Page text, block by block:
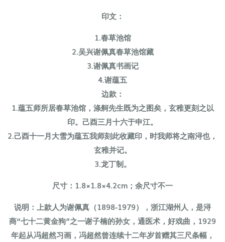
印文：
1.春草池馆
2.吴兴谢佩真春草池馆藏
3.谢佩真书画记
4.谢蕴五
边款：
1.蕴五师所居春草池馆，涤舸先生既为之图矣，玄稚更刻之以
印。己酉三月十六于申江。
2.己酉十一月大雪为蕴五我师刻此收藏印，时我师将之南浔也，
玄稚并记。
3.龙丁制。
尺寸：1.8×1.8×4.2cm；余尺寸不一
说明：上款人为谢佩真（1898-1979），浙江湖州人，是浔
商“七十二黄金狗”之一谢子楠的孙女，通医术，好戏曲，1929
年起从冯超然习画，冯超然曾连续十二年岁首赠其三尺条幅，